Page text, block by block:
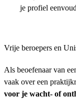
je profiel
Vrije beroepers en
Als beoefenaar van
vaak over een
voor je wacht- of